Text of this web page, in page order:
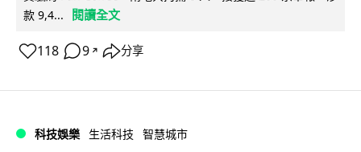
款 9,4...
閱讀全文
118 9 ↗ 分享
科技娛樂 生活科技 智慧城市